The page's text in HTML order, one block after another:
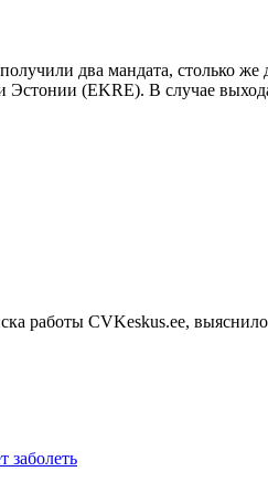
два мандата, столько же
Эстонии (EKRE). В случае
работы CVKeskus.ee,
заболеть